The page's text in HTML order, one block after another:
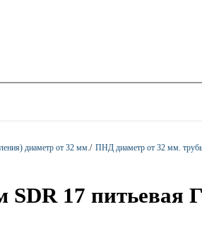
диаметр от 32 мм./ ПНД диаметр от 32 мм.
17 питьевая